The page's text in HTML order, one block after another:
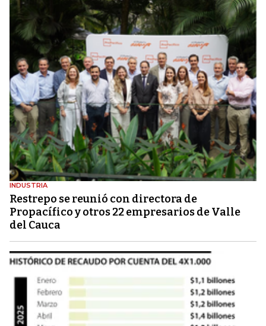
INDUSTRIA
Restrepo se reunió con directora de
Propacífico y otros 22 empresarios de Valle
del Cauca